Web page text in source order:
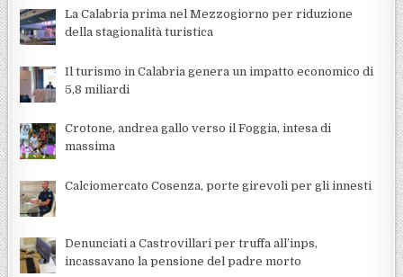
La Calabria prima nel Mezzogiorno per riduzione
della stagionalità turistica
Il turismo in Calabria genera un impatto economico di
5,8 miliardi
Crotone, andrea gallo verso il Foggia, intesa di
massima
Calciomercato Cosenza, porte girevoli per gli innesti
Denunciati a Castrovillari per truffa all’inps,
incassavano la pensione del padre morto